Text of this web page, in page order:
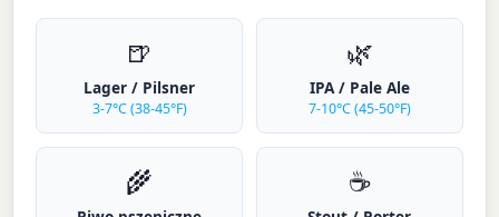
🍺
Lager / Pilsner
3-7°C (38-45°F)
🌿
IPA / Pale Ale
7-10°C (45-50°F)
🌾 ☕